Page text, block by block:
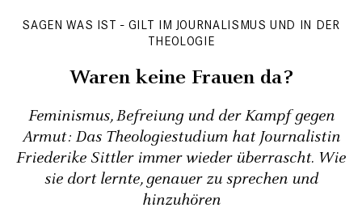
SAGEN WAS IST - GILT IM JOURNALISMUS UND IN DER
THEOLOGIE
Waren keine Frauen da?
Feminismus, Befreiung und der Kampf gegen
Armut: Das Theologiestudium hat Journalistin
Friederike Sittler immer wieder überrascht. Wie
sie dort lernte, genauer zu sprechen und
hinzuhören